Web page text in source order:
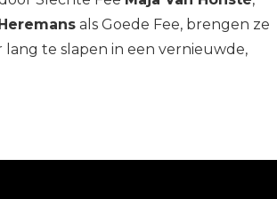
als Goede Fee, brengen ze
te slapen in een vernieuwde,